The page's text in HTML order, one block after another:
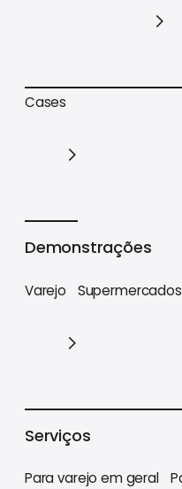
Trilhas de conteúdo
Cases
Demonstrações
Varejo Supermercados
Serviços
Para varejo em geral